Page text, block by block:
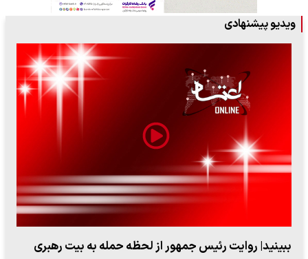
ویدیو پیشنهادی
ببینید| روایت رئیس جمهور از لحظه حمله به بیت رهبری